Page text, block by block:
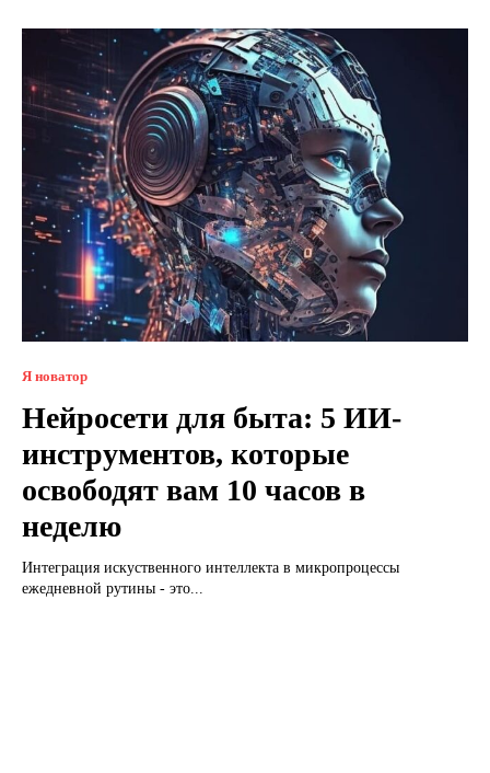
Я новатор
Нейросети для быта: 5 ИИ-
инструментов, которые
освободят вам 10 часов в
неделю
Интеграция искуственного интеллекта в микропроцессы
ежедневной рутины - это...